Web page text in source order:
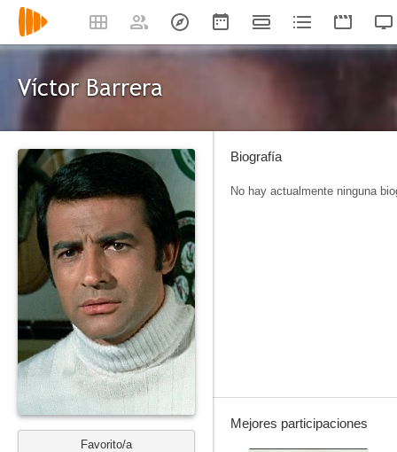
Víctor Barrera
Favorito/a
Biografía
No hay actualmente ninguna
Mejores participaciones